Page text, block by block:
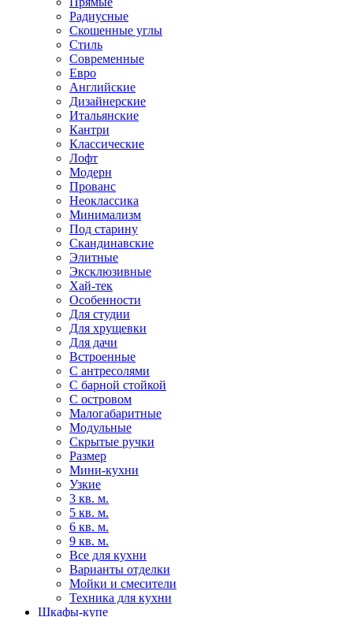
Радиусные
Скошенные углы
Стиль
Современные
Евро
Английские
Дизайнерские
Итальянские
Кантри
Классические
Лофт
Модерн
Прованс
Неоклассика
Минимализм
Под старину
Скандинавские
Элитные
Эксклюзивные
Хай-тек
Особенности
Для студии
Для хрущевки
Для дачи
Встроенные
С антресолями
С барной стойкой
С островом
Малогабаритные
Модульные
Скрытые ручки
Размер
Мини-кухни
Узкие
3 кв. м.
5 кв. м.
6 кв. м.
9 кв. м.
Все для кухни
Варианты отделки
Мойки и смесители
Техника для кухни
Шкафы-купе